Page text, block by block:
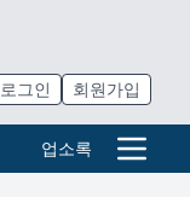
로그인 회원가입
업소록